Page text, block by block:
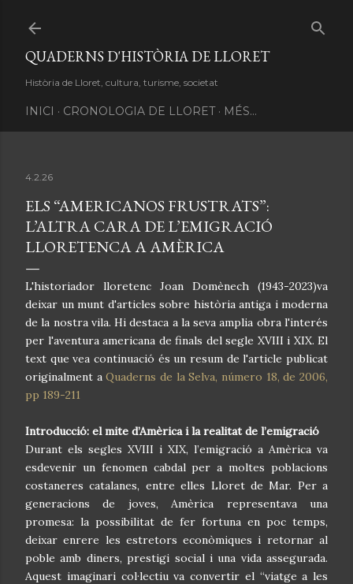
QUADERNS D'HISTÒRIA DE LLORET
Història de Lloret, cultura, turisme, societat
INICI CRONOLOGIA DE LLORET MÉS…
4.2.26
ELS “AMERICANOS FRUSTRATS”:
L’ALTRA CARA DE L’EMIGRACIÓ
LLORETENCA A AMÈRICA
L'historiador lloretenc Joan Domènech (1943-2023)va
deixar un munt d'articles sobre història antiga i moderna
de la nostra vila. Hi destaca a la seva amplia obra l'interés
per l'aventura americana de finals del segle XVIII i XIX. El
text que vea continuació és un resum de l'article publicat
originalment aQuaderns de la Selva, número 18, de 2006,
pp 189-211
Introducció: el mite d’Amèrica i la realitat de l’emigració
Durant els segles XVIII i XIX, l’emigració a Amèrica va
esdevenir un fenomen cabdal per a moltes poblacions
costaneres catalanes, entre elles Lloret de Mar. Per a
generacions de joves, Amèrica representava una
promesa: la possibilitat de fer fortuna en poc temps,
deixar enrere les estretors econòmiques i retornar al
poble amb diners, prestigi social i una vida assegurada.
Aquest imaginari col·lectiu va convertir el “viatge a les